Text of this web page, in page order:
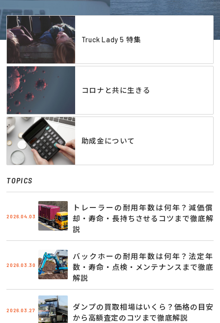
Truck Lady 5 特集
コロナと共に生きる
助成金について
TOPICS
2026.04.03
トレーラーの耐用年数は何年？減価償
却・寿命・長持ちさせるコツまで徹底解
説
2026.03.30
バックホーの耐用年数は何年？法定年
数・寿命・点検・メンテナンスまで徹底
解説
2026.03.27
ダンプの買取相場はいくら？価格の目安
から高額査定のコツまで徹底解説